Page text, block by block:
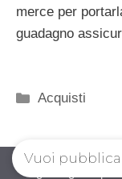
merce per
guadagno
Categorie
Acquisti
Vuoi